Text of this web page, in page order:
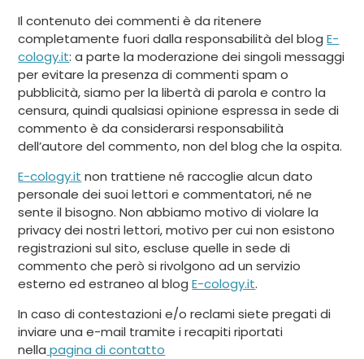
Il contenuto dei commenti è da ritenere
completamente fuori dalla responsabilità del blogE-
cology.it: a parte la moderazione dei singoli messaggi
per evitare la presenza di commenti spam o
pubblicità, siamo per la libertà di parola e contro la
censura, quindi qualsiasi opinione espressa in sede di
commento è da considerarsi responsabilità
dell’autore del commento, non del blog che la ospita.
E-cology.it non trattiene né raccoglie alcun dato
personale dei suoi lettori e commentatori, né ne
sente il bisogno. Non abbiamo motivo di violare la
privacy dei nostri lettori, motivo per cui non esistono
registrazioni sul sito, escluse quelle in sede di
commento che però si rivolgono ad un servizio
esterno ed estraneo al blogE-cology.it.
In caso di contestazioni e/o reclami siete pregati di
inviare una e-mail tramite i recapiti riportati
nella pagina di contatto